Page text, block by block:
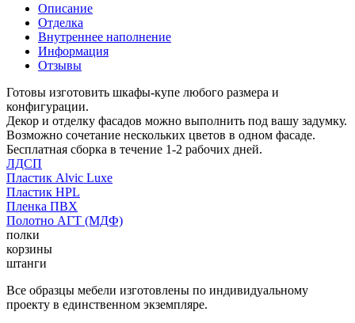
Описание
Отделка
Внутреннее наполнение
Информация
Отзывы
Готовы изготовить шкафы-купе любого размера и
конфигурации.
Декор и отделку фасадов можно выполнить под вашу задумку.
Возможно сочетание нескольких цветов в одном фасаде.
Бесплатная сборка в течение 1-2 рабочих дней.
ЛДСП
Пластик Alvic Luxe
Пластик HPL
Пленка ПВХ
Полотно АГТ (МДФ)
полки
корзины
штанги
Все образцы мебели изготовлены по индивидуальному
проекту в единственном экземпляре.